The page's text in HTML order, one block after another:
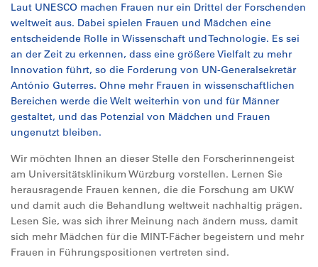
Laut UNESCO machen Frauen nur ein Drittel der Forschenden
weltweit aus. Dabei spielen Frauen und Mädchen eine
entscheidende Rolle in Wissenschaft und Technologie. Es sei
an der Zeit zu erkennen, dass eine größere Vielfalt zu mehr
Innovation führt, so die Forderung von UN-Generalsekretär
António Guterres. Ohne mehr Frauen in wissenschaftlichen
Bereichen werde die Welt weiterhin von und für Männer
gestaltet, und das Potenzial von Mädchen und Frauen
ungenutzt bleiben.
Wir möchten Ihnen an dieser Stelle den Forscherinnengeist
am Universitätsklinikum Würzburg vorstellen. Lernen Sie
herausragende Frauen kennen, die die Forschung am UKW
und damit auch die Behandlung weltweit nachhaltig prägen.
Lesen Sie, was sich ihrer Meinung nach ändern muss, damit
sich mehr Mädchen für die MINT-Fächer begeistern und mehr
Frauen in Führungspositionen vertreten sind.